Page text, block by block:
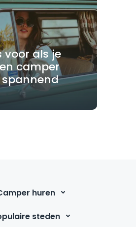
voor als je
camper
huren
steden